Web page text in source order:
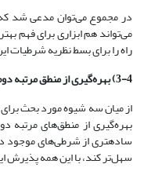
در مجموع می‌توان مدعی شد
می‌تواند هم ابزاری برای فهم
راه را برای بسط نظریه شرطیات
3-4) بهره‌گیری از منطق مرتبه دوم
از میان سه شیوه مورد بحث
بهره‌گیری از منطق‌های مرتبه
ساده­تری از شرطی‌های موجود
سهل‌تر ‌کند، با این همه پذیرش